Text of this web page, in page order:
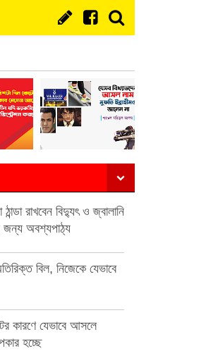
ঠান্ডা রাখবেন বিদ্যুৎ ও জ্বালানি
জন্য অবশ্যপাঠ্য
বিল, নিজেকে যেভাবে
কারণে যেভাবে আসলে
হচ্ছে